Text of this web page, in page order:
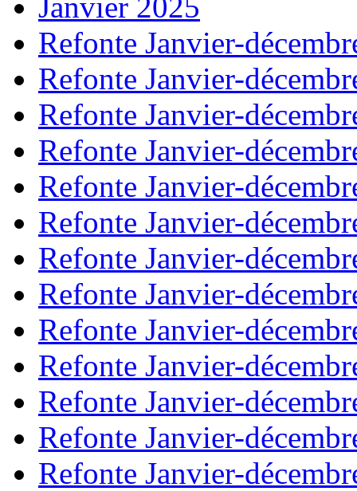
Refonte Janvier-
Refonte Janvier-
Refonte Janvier-
Refonte Janvier-
Refonte Janvier-
Refonte Janvier-
Refonte Janvier-
Refonte Janvier-
Refonte Janvier-
Refonte Janvier-
Refonte Janvier-
Refonte Janvier-
Refonte Janvier-